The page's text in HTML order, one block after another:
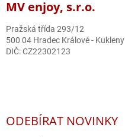
MV enjoy, s.r.o.
Pražská třída 293/12
500 04 Hradec Králové - Kukleny
DIČ: CZ22302123
ODEBÍRAT NOVINKY